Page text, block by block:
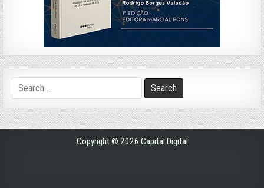
Search
for:
Copyright © 2026 Capital Digital